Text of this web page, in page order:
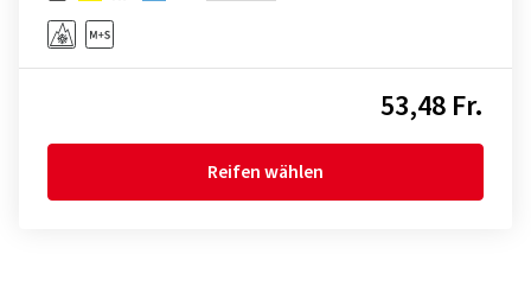
53,48 Fr.
Reifen wählen